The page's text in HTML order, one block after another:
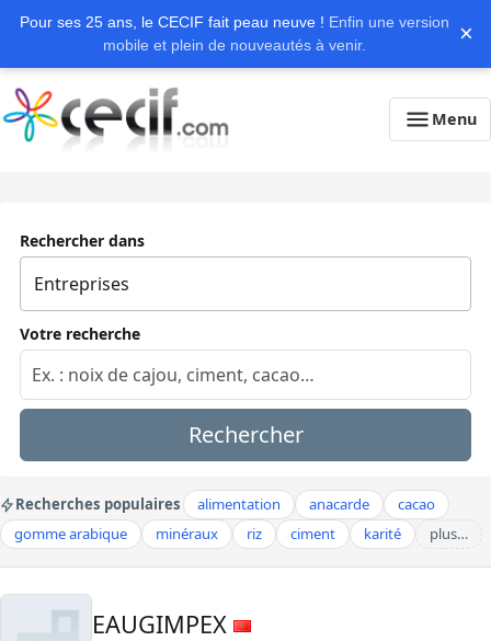
Pour ses 25 ans, le CECIF fait peau neuve ! Enfin une version
mobile et plein de nouveautés à venir.
×
Menu
Rechercher dans
Votre recherche
Rechercher
Recherches populaires alimentation anacarde
cacao
gomme arabique
minéraux riz ciment karité plus…
EAUGIMPEX